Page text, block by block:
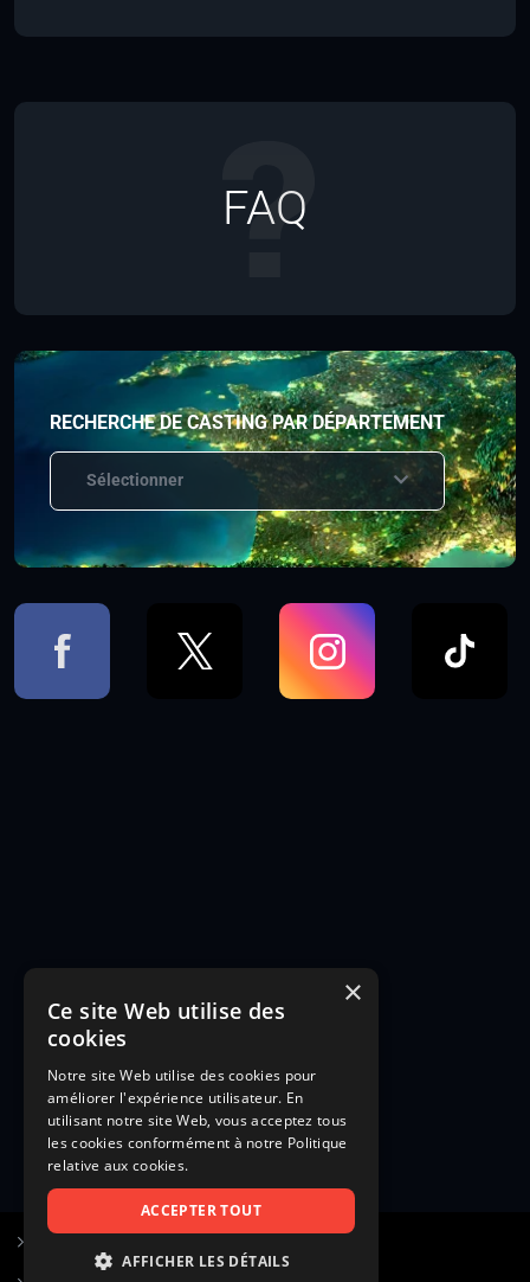
FAQ
RECHERCHE DE CASTING PAR DÉPARTEMENT
Sélectionner
×
Ce site Web utilise des
cookies
Notre site Web utilise des cookies pour
améliorer l'expérience utilisateur. En
utilisant notre site Web, vous acceptez tous
les cookies conformément à notre Politique
relative aux cookies.
ACCEPTER TOUT
AFFICHER LES DÉTAILS